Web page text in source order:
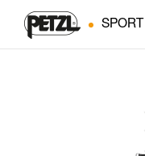
SPORT